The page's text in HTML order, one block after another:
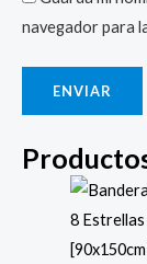
navegador para